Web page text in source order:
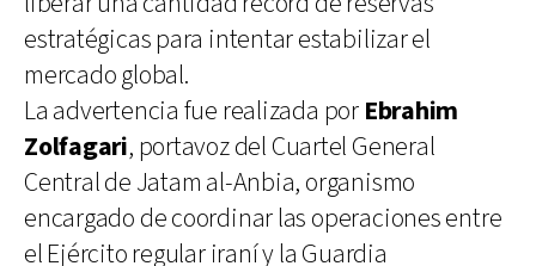
estratégicas para intentar estabilizar el
mercado global.
La advertencia fue realizada por Ebrahim
Zolfagari, portavoz del Cuartel General
Central de Jatam al-Anbia, organismo
encargado de coordinar las operaciones entre
el Ejército regular iraní y la Guardia